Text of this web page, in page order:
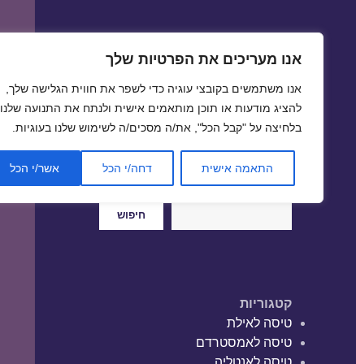
אנו מעריכים את הפרטיות שלך
אנו משתמשים בקובצי עוגיה כדי לשפר את חווית הגלישה שלך,
להציג מודעות או תוכן מותאמים אישית ולנתח את התנועה שלנו.
בלחיצה על "קבל הכל", את/ה מסכים/ה לשימוש שלנו בעוגיות.
התאמה אישית דחה/י הכל אשר/י הכל
טיסה זולה | טיסות זולות
חיפוש
חיפוש
קטגוריות
טיסה לאילת
טיסה לאמסטרדם